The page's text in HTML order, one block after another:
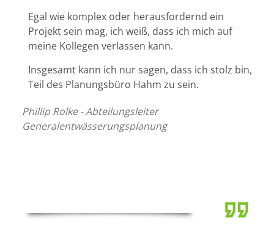
Egal wie komplex oder herausfordernd ein
Projekt sein mag, ich weiß, dass ich mich auf
meine Kollegen verlassen kann.
Insgesamt kann ich nur sagen, dass ich stolz bin,
Teil des Planungsbüro Hahm zu sein.
Phillip Rolke - Abteilungsleiter
Generalentwässerungsplanung